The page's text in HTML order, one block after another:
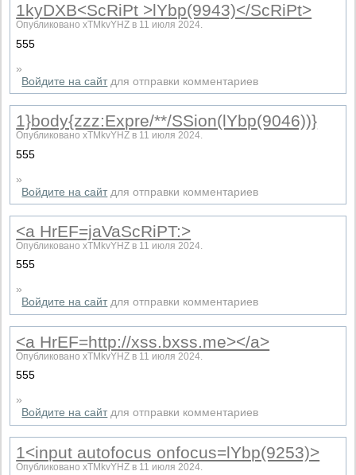
1kyDXB<ScRiPt >lYbp(9943)</ScRiPt>
Опубликовано xTMkvYHZ в 11 июля 2024.
555
»
Войдите на сайтдля отправки комментариев
1}body{zzz:Expre/**/SSion(lYbp(9046))}
Опубликовано xTMkvYHZ в 11 июля 2024.
555
»
Войдите на сайтдля отправки комментариев
<a HrEF=jaVaScRiPT:>
Опубликовано xTMkvYHZ в 11 июля 2024.
555
»
Войдите на сайтдля отправки комментариев
<a HrEF=http://xss.bxss.me></a>
Опубликовано xTMkvYHZ в 11 июля 2024.
555
»
Войдите на сайтдля отправки комментариев
1<input autofocus onfocus=lYbp(9253)>
Опубликовано xTMkvYHZ в 11 июля 2024.